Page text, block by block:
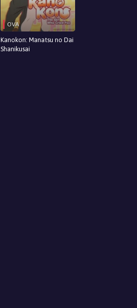
OVA
Kanokon: Manatsu no Dai
Shanikusai